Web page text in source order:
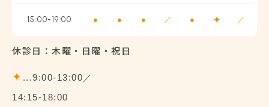
15:00-19:00 ● ● ● ／ ● ✦ ／
休診日：木曜・日曜・祝日
✦ ...9:00-13:00／
14:15-18:00